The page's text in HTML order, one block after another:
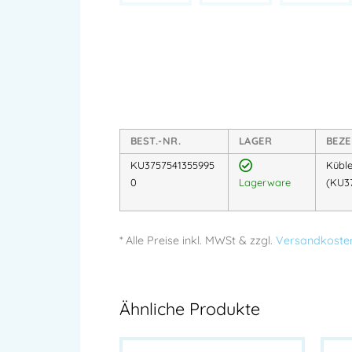
BEST.-NR. LAGER
KU3757541355995
0
Lagerware
* Alle Preise inkl. MWSt & zzgl.
Ähnliche Produkte